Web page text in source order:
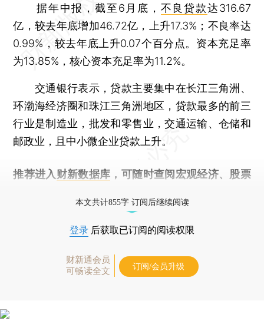
据年中报，截至6月底， 不良贷款达316.67
亿，较去年底增加46.72亿，上升17.3%；不良率达
0.99%，较去年底上升0.07个百分点。资本充足率
为13.85%，核心资本充足率为11.2%。
交通银行表示，贷款主要集中在长江三角洲、
环渤海经济圈和珠江三角洲地区，贷款最多的前三
行业是制造业，批发和零售业，交通运输、仓储和
邮政业，且中小微企业贷款上升。
推荐进入 财新数据库 ，可随时查阅宏观经济、股票
本文共计855字 订阅后继续阅读
登录 后获取已订阅的阅读权限
财新通会员
可畅读全文
订阅/会员升级